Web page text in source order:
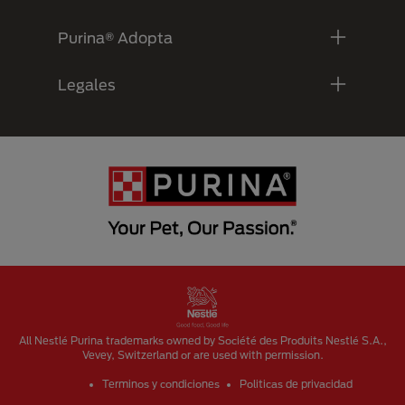
Purina® Adopta
Legales
All Nestlé Purina trademarks owned by Société des Produits Nestlé S.A.,
Vevey, Switzerland or are used with permission.
Terminos y condiciones Politicas de privacidad